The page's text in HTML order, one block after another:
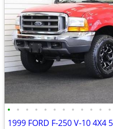
• • • • • • • • • • • •